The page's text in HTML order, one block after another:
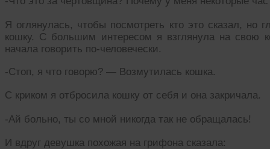
Я оглянулась, чтобы посмотреть кто это сказал,
кошку. С большим интересом я взглянула на свою
начала говорить по-человечески.
-Стоп, я что говорю? — Возмутилась кошка.
С криком я отбросила кошку от себя и она закричала.
-Ай больно, ты со мной никогда так не обращалась!
И вдруг девушка похожая на грифона сказала: